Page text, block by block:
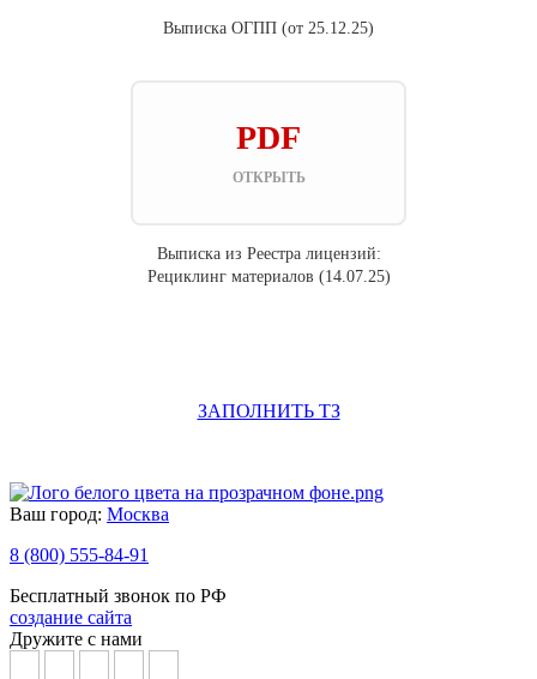
Выписка ОГПП (от 25.12.25)
PDF
ОТКРЫТЬ
Выписка из Реестра лицензий:
Рециклинг материалов (14.07.25)
ЗАПОЛНИТЬ ТЗ
Ваш город: Москва
8 (800) 555-84-91
Бесплатный звонок по РФ
создание сайта
Дружите с нами